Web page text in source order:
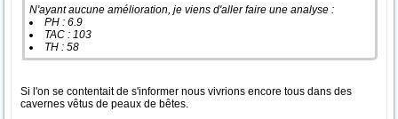
N'ayant aucune amélioration, je viens d'aller faire une analyse :
PH : 6.9
TAC : 103
TH : 58
Si l'on se contentait de s'informer nous vivrions encore tous dans des
cavernes vêtus de peaux de bêtes.